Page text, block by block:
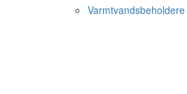
Varmtvandsbeholdere